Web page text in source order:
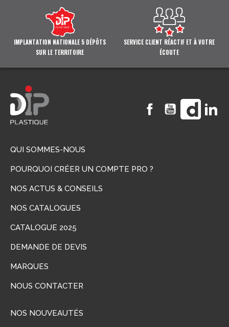
IMPLANTATION NATIONALE 5 DÉPÔTS
SUR LE TERRITOIRE
SERVICE CLIENT RÉACTIF ET À VOTRE
ÉCOUTE
FacebookYouTubeVimeo
QUI SOMMES-NOUS
POURQUOI CRÉER UN COMPTE PRO ?
NOS ACTUS & CONSEILS
NOS CATALOGUES
CATALOGUE 2025
DEMANDE DE DEVIS
MARQUES
NOUS CONTACTER
NOS NOUVEAUTÉS